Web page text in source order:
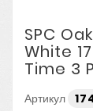
SPC
White
Time 3
Артикул